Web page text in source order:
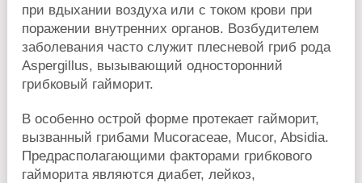
при вдыхании воздуха или с током крови при
поражении внутренних органов. Возбудителем
заболевания часто служит плесневой гриб рода
Aspergillus, вызывающий односторонний
грибковый гайморит.
В особенно острой форме протекает гайморит,
вызванный грибами Mucoraceae, Mucor, Absidia.
Предрасполагающими факторами грибкового
гайморита являются диабет, лейкоз,